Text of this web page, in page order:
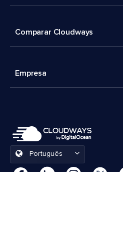
Comparar Cloudways
Empresa
Português